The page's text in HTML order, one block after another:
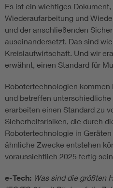
Es ist ein wichtiges
Wiederaufarbeitung und
und der anschließenden
auseinandersetzt. Das sind
Kreislaufwirtschaft. Und wir
erwähnt, einen Standard für
Robotertechnologien
und betreffen
erarbeiten einen Standard zu
Sicherheitsrisiken, die durch
Robotertechnologie in
ähnliche Zwecke entstehen
voraussichtlich 2025 fertig
e-Tech: Was sind die größten